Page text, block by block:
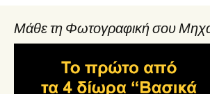
Μάθε τη Φωτογραφική σου